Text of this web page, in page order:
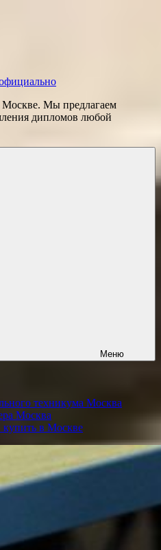
Москве. Мы предлагаем
дипломов любой
Меню
техникума Москва
Москва
купить в Москве